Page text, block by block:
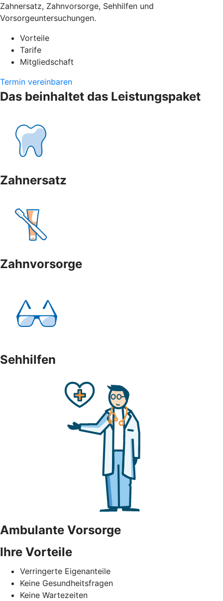
Zahnersatz, Zahnvorsorge, Sehhilfen und
Vorsorgeuntersuchungen.
Vorteile
Tarife
Mitgliedschaft
Termin vereinbaren
Das beinhaltet das Leistungspaket
Zahnersatz
Zahnvorsorge
Sehhilfen
Ambulante Vorsorge
Ihre Vorteile
Verringerte Eigenanteile
Keine Gesundheitsfragen
Keine Wartezeiten